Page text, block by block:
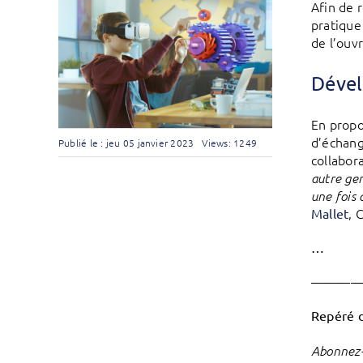
Publié le : jeu 05 janvier 2023 Views: 1249
Afin de
de
En
autre
une fois
Mallet,
…
Repéré